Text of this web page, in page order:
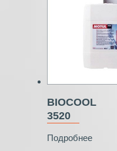
BIOCOOL
3520
Подробнее